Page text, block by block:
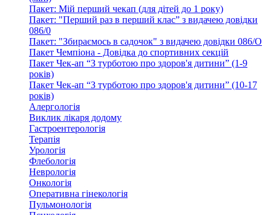
Пакет: Мій перший чекап (для дітей до 1 року)
Пакет: "Перший раз в перший клас” з видачею довідки
086/0
Пакет: "Збираємось в садочок" з видачею довідки 086/О
Пакет Чемпіона - Довідка до спортивних секцій
Пакет Чек-ап “З турботою про здоров'я дитини” (1-9
років)
Пакет Чек-ап “З турботою про здоров'я дитини” (10-17
років)
Алергологія
Виклик лікаря додому
Гастроентерологія
Терапія
Урологія
Флебологія
Неврологія
Онкологія
Оперативна гінекологія
Пульмонологія